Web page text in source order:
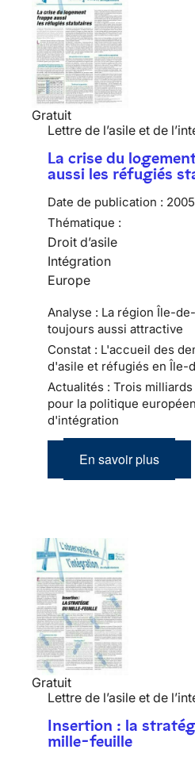
Gratuit
Lettre de l’asile et de
La crise du
aussi les réfugiés
Date de publication : 2005
Thématique :
Droit d’asile
Intégration
Europe
Analyse : La région Île-
toujours aussi attractive
Constat : L'accueil des
d'asile et réfugiés en Île-
Actualités : Trois
pour la politique
d'intégration
En savoir plus
Gratuit
Lettre de l’asile et de
Insertion : la
mille-feuille